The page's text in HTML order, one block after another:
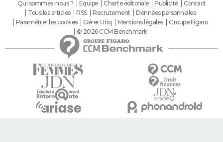
Qui sommes-nous ? Equipe Charte éditoriale Publicité
Contact
Tous les articles
RSS Recrutement
Données personnelles
Paramétrer les cookies
Gérer Utiq Mentions légales
Groupe Figaro
© 2026 CCM Benchmark